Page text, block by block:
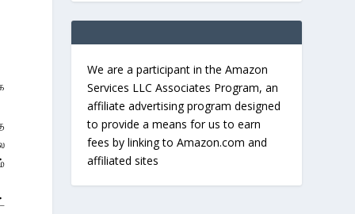
We are a participant in the Amazon
Services LLC Associates Program, an
affiliate advertising program designed
to provide a means for us to earn
fees by linking to Amazon.com and
affiliated sites